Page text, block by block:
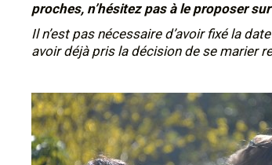
proches, n’hésitez pas à le proposer
Il n’est pas nécessaire d’avoir fixé la
avoir déjà pris la décision de se marier